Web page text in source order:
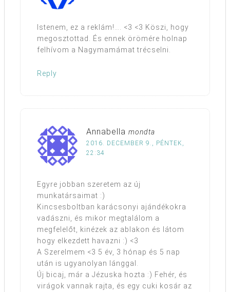
Istenem, ez a reklám!…. <3 <3 Köszi, hogy
megosztottad. És ennek örömére holnap
felhívom a Nagymamámat trécselni.
Reply
Annabella mondta
2016. DECEMBER 9., PÉNTEK,
22:34
Egyre jobban szeretem az új
munkatársaimat :)
Kincsesboltban karácsonyi ajándékokra
vadászni, és mikor megtalálom a
megfelelőt, kinézek az ablakon és látom
hogy elkezdett havazni :) <3
A Szerelmem <3 5 év, 3 hónap és 5 nap
után is ugyanolyan lánggal.
Új bicaj, már a Jézuska hozta :) Fehér, és
virágok vannak rajta, és egy cuki kosár az